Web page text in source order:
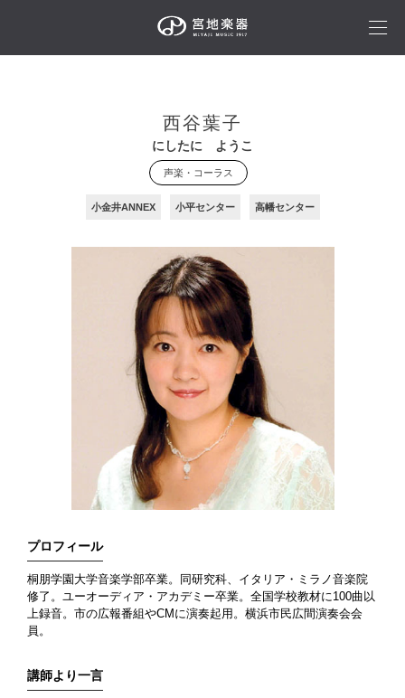
西谷葉子
にしたに ようこ
声楽・コーラス
小金井ANNEX 小平センター 高幡センター
プロフィール
桐朋学園大学音楽学部卒業。同研究科、イタリア・ミラノ音楽院
修了。ユーオーディア・アカデミー卒業。全国学校教材に100曲以
上録音。市の広報番組やCMに演奏起用。横浜市民広間演奏会会
員。
講師より一言